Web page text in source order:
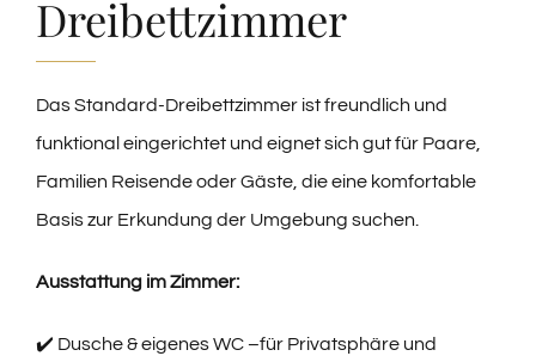
Kontakt
Impressum
Datenschutzerklärung
Dreibettzimmer
Das Standard-Dreibettzimmer ist freundlich und
funktional eingerichtet und eignet sich gut für Paare,
Familien Reisende oder Gäste, die eine komfortable
Basis zur Erkundung der Umgebung suchen.
Ausstattung im Zimmer:
✔️ Dusche & eigenes WC –für Privatsphäre und